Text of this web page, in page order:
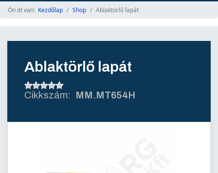
Ön itt van: Kezdőlap Shop Ablaktörlő lapát
Ablaktörlő lapát
MM.MT654H